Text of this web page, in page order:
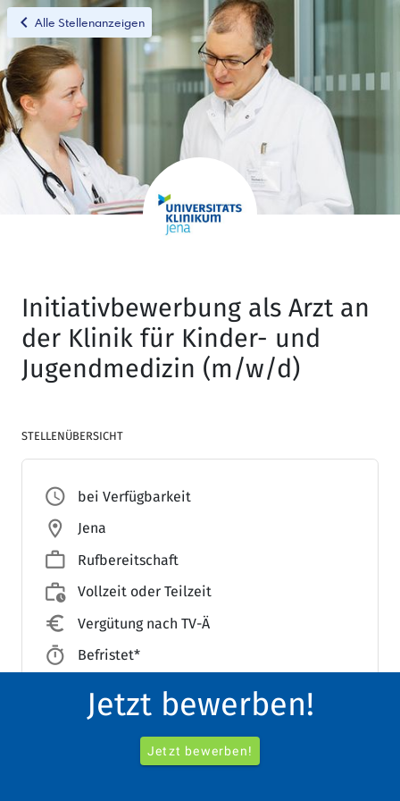
chevron_leftAlle Stellenanzeigen
Initiativbewerbung als Arzt an
der Klinik für Kinder- und
Jugendmedizin (m/w/d)
STELLENÜBERSICHT
access_time bei Verfügbarkeit
location_on Jena
work_outline Rufbereitschaft
work_history Vollzeit oder Teilzeit
euro_symbol Vergütung nach TV-Ä
timer Befristet*
account_balance_outlined
Klinik für Kinder- und Jugendmedizin
Jetzt bewerben!
Jetzt bewerben!